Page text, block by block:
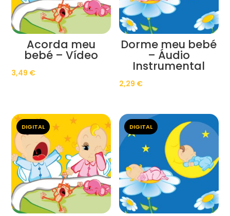
Acorda meu
bebé – Vídeo
3,49 €
Dorme meu bebé
– Áudio
Instrumental
2,29 €
DIGITAL DIGITAL